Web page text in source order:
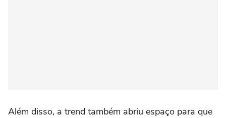
Além disso, a trend também abriu espaço para que